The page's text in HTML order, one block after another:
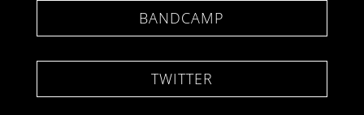
BANDCAMP
TWITTER